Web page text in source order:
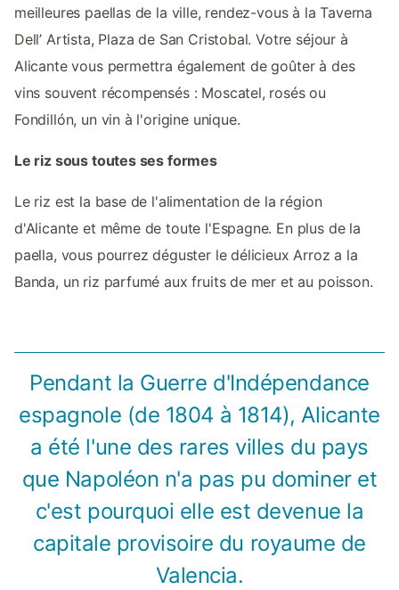
meilleures paellas de la ville, rendez-vous à la Taverna
Dell’ Artista, Plaza de San Cristobal. Votre séjour à
Alicante vous permettra également de goûter à des
vins souvent récompensés : Moscatel, rosés ou
Fondillón, un vin à l'origine unique.
Le riz sous toutes ses formes
Le riz est la base de l'alimentation de la région
d'Alicante et même de toute l'Espagne. En plus de la
paella, vous pourrez déguster le délicieux Arroz a la
Banda, un riz parfumé aux fruits de mer et au poisson.
Pendant la Guerre d'Indépendance
espagnole (de 1804 à 1814), Alicante
a été l'une des rares villes du pays
que Napoléon n'a pas pu dominer et
c'est pourquoi elle est devenue la
capitale provisoire du royaume de
Valencia.